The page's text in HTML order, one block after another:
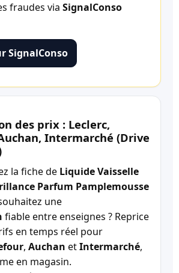
fraudes via SignalConso
SignalConso
des prix : Leclerc,
Intermarché (Drive
la fiche de Liquide Vaisselle
Parfum Pamplemousse
une
fiable entre enseignes ? Reprice
en temps réel pour
, Auchan etIntermarché,
en magasin.